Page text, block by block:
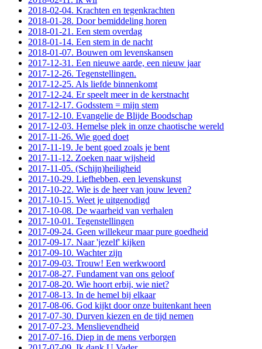
2018-02-04. Krachten en tegenkrachten
2018-01-28. Door bemiddeling horen
2018-01-21. Een stem overdag
2018-01-14. Een stem in de nacht
2018-01-07. Bouwen om levenskansen
2017-12-31. Een nieuwe aarde, een nieuw jaar
2017-12-26. Tegenstellingen.
2017-12-25. Als liefde binnenkomt
2017-12-24. Er speelt meer in de kerstnacht
2017-12-17. Godsstem = mijn stem
2017-12-10. Evangelie de Blijde Boodschap
2017-12-03. Hemelse plek in onze chaotische wereld
2017-11-26. Wie goed doet
2017-11-19. Je bent goed zoals je bent
2017-11-12. Zoeken naar wijsheid
2017-11-05. (Schijn)heiligheid
2017-10-29. Liefhebben, een levenskunst
2017-10-22. Wie is de heer van jouw leven?
2017-10-15. Weet je uitgenodigd
2017-10-08. De waarheid van verhalen
2017-10-01. Tegenstellingen
2017-09-24. Geen willekeur maar pure goedheid
2017-09-17. Naar 'jezelf' kijken
2017-09-10. Wachter zijn
2017-09-03. Trouw! Een werkwoord
2017-08-27. Fundament van ons geloof
2017-08-20. Wie hoort erbij, wie niet?
2017-08-13. In de hemel bij elkaar
2017-08-06. God kijkt door onze buitenkant heen
2017-07-30. Durven kiezen en de tijd nemen
2017-07-23. Menslievendheid
2017-07-16. Diep in de mens verborgen